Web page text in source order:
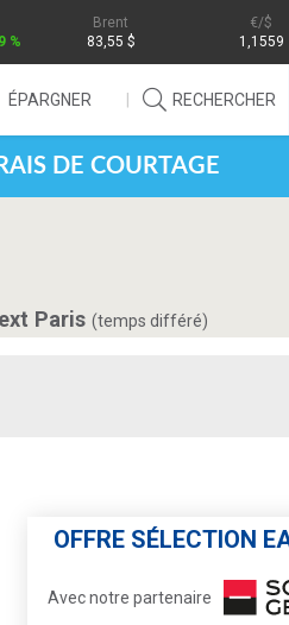
%
Brent
83,55 $
/$
1,1559
ÉPARGNER RECHERCHER
DE COURTAGE
Paris (temps différé)
OFFRE SÉLECTION
Avec notre partenaire